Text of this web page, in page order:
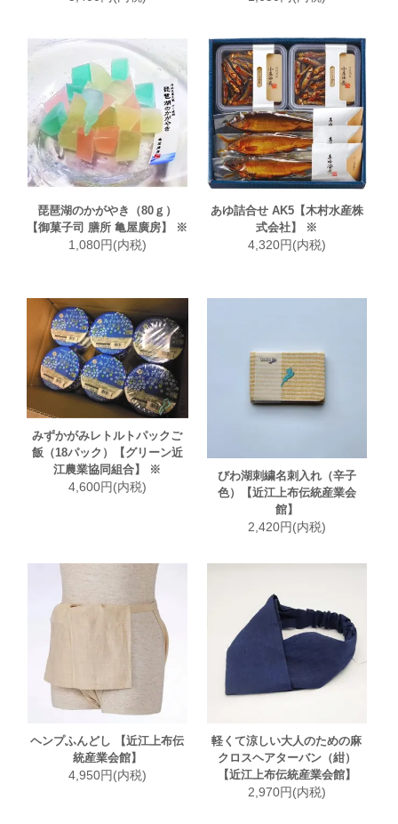
琵琶湖のかがやき（80ｇ）
【御菓子司 膳所 亀屋廣房】 ※
1,080円(内税)
あゆ詰合せ AK5【木村水産株
式会社】 ※
4,320円(内税)
みずかがみレトルトパックご
飯（18パック）【グリーン近
江農業協同組合】 ※
4,600円(内税)
びわ湖刺繍名刺入れ（辛子
色）【近江上布伝統産業会
館】
2,420円(内税)
ヘンプふんどし 【近江上布伝
統産業会館】
4,950円(内税)
軽くて涼しい大人のための麻
クロスヘアターバン（紺）
【近江上布伝統産業会館】
2,970円(内税)